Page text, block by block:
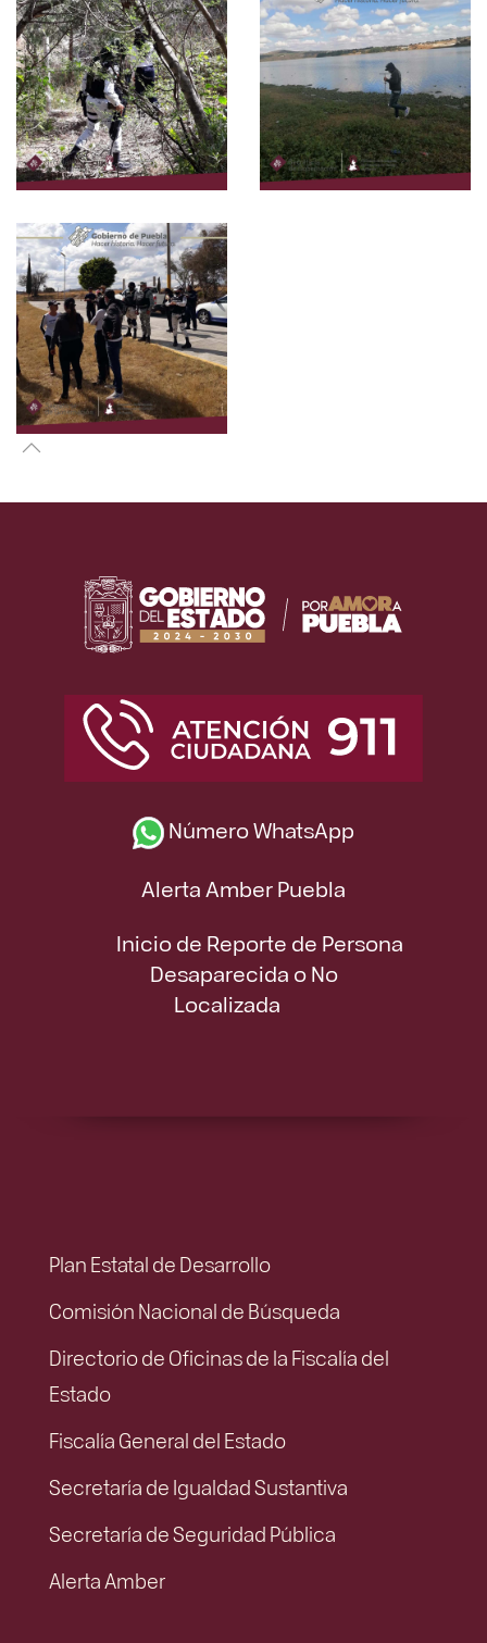
Número WhatsApp
Alerta Amber Puebla
Inicio de Reporte de Persona
Desaparecida o No
Localizada
Plan Estatal de Desarrollo
Comisión Nacional de Búsqueda
Directorio de Oficinas de la Fiscalía del
Estado
Fiscalía General del Estado
Secretaría de Igualdad Sustantiva
Secretaría de Seguridad Pública
Alerta Amber